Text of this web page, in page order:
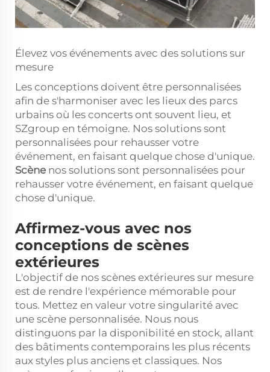
Élevez vos événements avec des solutions sur
mesure
Les conceptions doivent être personnalisées
afin de s'harmoniser avec les lieux des parcs
urbains où les concerts ont souvent lieu, et
SZgroup en témoigne. Nos solutions sont
personnalisées pour rehausser votre
événement, en faisant quelque chose d'unique.
Scène nos solutions sont personnalisées pour
rehausser votre événement, en faisant quelque
chose d'unique.
Affirmez-vous avec nos
conceptions de scènes
extérieures
L'objectif de nos scènes extérieures sur mesure
est de rendre l'expérience mémorable pour
tous. Mettez en valeur votre singularité avec
une scène personnalisée. Nous nous
distinguons par la disponibilité en stock, allant
des bâtiments contemporains les plus récents
aux styles plus anciens et classiques. Nos